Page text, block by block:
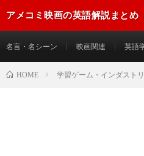
アメコミ映画の英語解説まとめ
名言・名シーン 映画関連 英語
HOME 学習ゲーム・インダスト